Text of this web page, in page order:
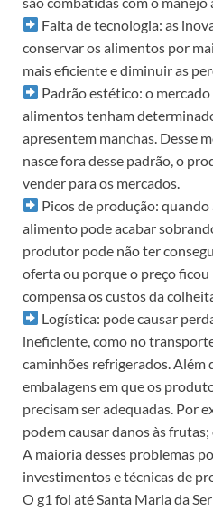
Falta de tecnologia: as
conservar os alimentos por
mais eficiente e diminuir as
Padrão estético: o
alimentos tenham
apresentem manchas. Desse
nasce fora desse padrão, o
vender para os mercados.
Picos de produção:
alimento pode acabar
produtor pode não ter
oferta ou porque o preço
compensa os custos da
Logística: pode causar
ineficiente, como no
caminhões refrigerados. Além
embalagens em que os
precisam ser adequadas. Por
podem causar danos às frutas;
A maioria desses problemas
investimentos e técnicas de
O g1 foi até Santa Maria da